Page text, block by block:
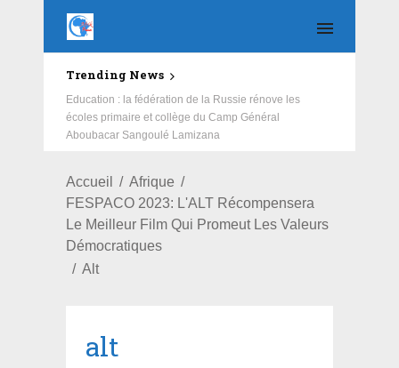
Trending News
Education : la fédération de la Russie rénove les
écoles primaire et collège du Camp Général
Aboubacar Sangoulé Lamizana
Accueil
Afrique
FESPACO 2023: L'ALT Récompensera
Le Meilleur Film Qui Promeut Les Valeurs
Démocratiques
Alt
alt